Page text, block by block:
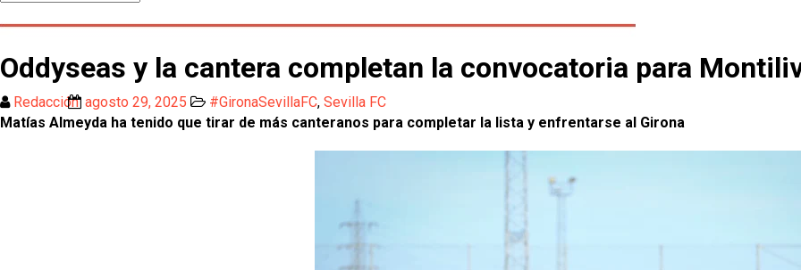
Oddyseas y la cantera completan la convocatoria para
Redacción agosto 29, 2025 #GironaSevillaFC, Sevilla FC
Matías Almeyda ha tenido que tirar de más canteranos para completar la lista y enfrentarse al Girona